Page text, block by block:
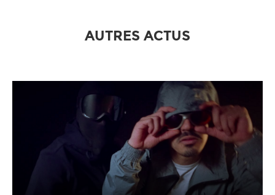
AUTRES ACTUS